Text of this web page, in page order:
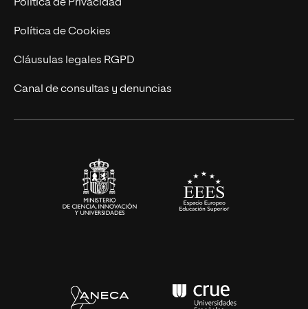
Ingeniería
Diseño
Ciencias de la Salud
Política de Privacidad
Política de Cookies
Cláusulas legales RGPD
Canal de consultas y denuncias